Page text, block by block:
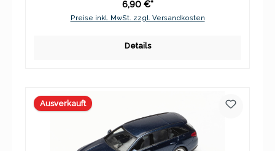
6,90 €*
Preise inkl. MwSt. zzgl. Versandkosten
Details
Ausverkauft